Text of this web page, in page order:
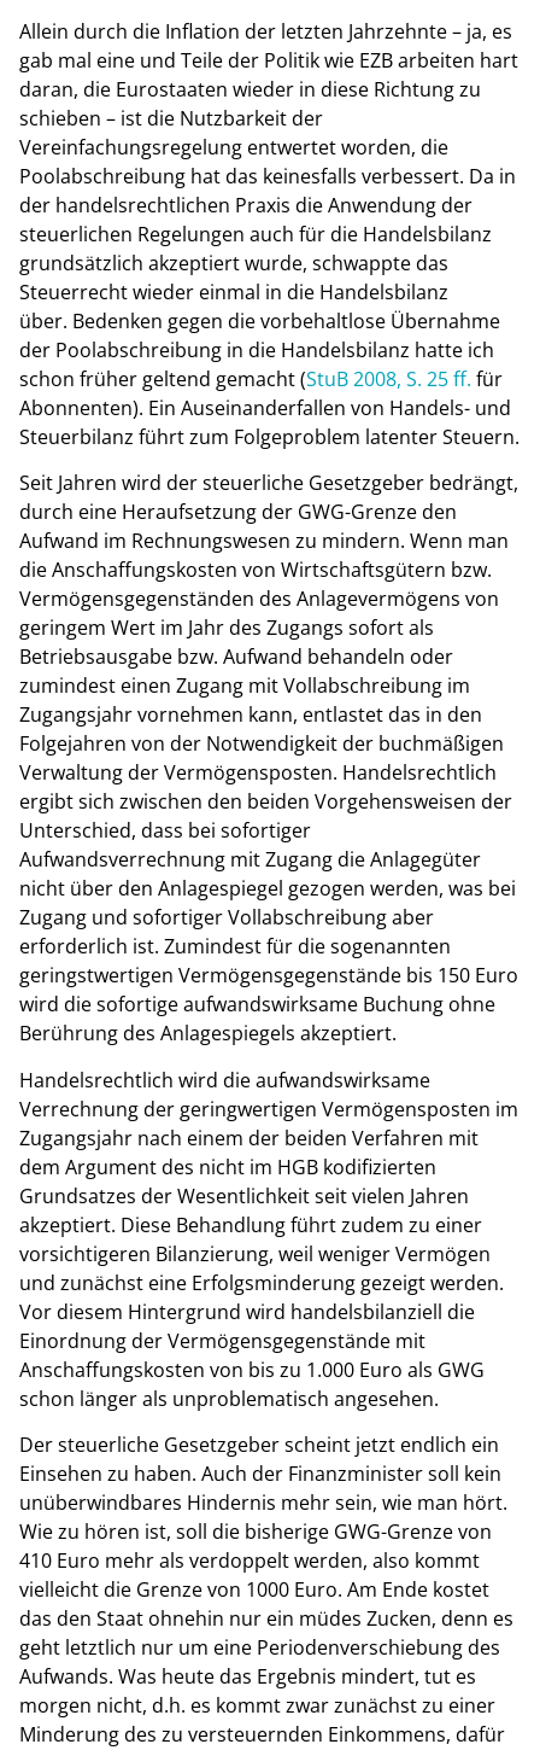
Allein durch die Inflation der letzten Jahrzehnte – ja, es
gab mal eine und Teile der Politik wie EZB arbeiten hart
daran, die Eurostaaten wieder in diese Richtung zu
schieben – ist die Nutzbarkeit der
Vereinfachungsregelung entwertet worden, die
Poolabschreibung hat das keinesfalls verbessert. Da in
der handelsrechtlichen Praxis die Anwendung der
steuerlichen Regelungen auch für die Handelsbilanz
grundsätzlich akzeptiert wurde, schwappte das
Steuerrecht wieder einmal in die Handelsbilanz
über. Bedenken gegen die vorbehaltlose Übernahme
der Poolabschreibung in die Handelsbilanz hatte ich
schon früher geltend gemacht (StuB 2008, S. 25 ff. für
Abonnenten). Ein Auseinanderfallen von Handels- und
Steuerbilanz führt zum Folgeproblem latenter Steuern.
Seit Jahren wird der steuerliche Gesetzgeber bedrängt,
durch eine Heraufsetzung der GWG-Grenze den
Aufwand im Rechnungswesen zu mindern. Wenn man
die Anschaffungskosten von Wirtschaftsgütern bzw.
Vermögensgegenständen des Anlagevermögens von
geringem Wert im Jahr des Zugangs sofort als
Betriebsausgabe bzw. Aufwand behandeln oder
zumindest einen Zugang mit Vollabschreibung im
Zugangsjahr vornehmen kann, entlastet das in den
Folgejahren von der Notwendigkeit der buchmäßigen
Verwaltung der Vermögensposten. Handelsrechtlich
ergibt sich zwischen den beiden Vorgehensweisen der
Unterschied, dass bei sofortiger
Aufwandsverrechnung mit Zugang die Anlagegüter
nicht über den Anlagespiegel gezogen werden, was bei
Zugang und sofortiger Vollabschreibung aber
erforderlich ist. Zumindest für die sogenannten
geringstwertigen Vermögensgegenstände bis 150 Euro
wird die sofortige aufwandswirksame Buchung ohne
Berührung des Anlagespiegels akzeptiert.
Handelsrechtlich wird die aufwandswirksame
Verrechnung der geringwertigen Vermögensposten im
Zugangsjahr nach einem der beiden Verfahren mit
dem Argument des nicht im HGB kodifizierten
Grundsatzes der Wesentlichkeit seit vielen Jahren
akzeptiert. Diese Behandlung führt zudem zu einer
vorsichtigeren Bilanzierung, weil weniger Vermögen
und zunächst eine Erfolgsminderung gezeigt werden.
Vor diesem Hintergrund wird handelsbilanziell die
Einordnung der Vermögensgegenstände mit
Anschaffungskosten von bis zu 1.000 Euro als GWG
schon länger als unproblematisch angesehen.
Der steuerliche Gesetzgeber scheint jetzt endlich ein
Einsehen zu haben. Auch der Finanzminister soll kein
unüberwindbares Hindernis mehr sein, wie man hört.
Wie zu hören ist, soll die bisherige GWG-Grenze von
410 Euro mehr als verdoppelt werden, also kommt
vielleicht die Grenze von 1000 Euro. Am Ende kostet
das den Staat ohnehin nur ein müdes Zucken, denn es
geht letztlich nur um eine Periodenverschiebung des
Aufwands. Was heute das Ergebnis mindert, tut es
morgen nicht, d.h. es kommt zwar zunächst zu einer
Minderung des zu versteuernden Einkommens, dafür